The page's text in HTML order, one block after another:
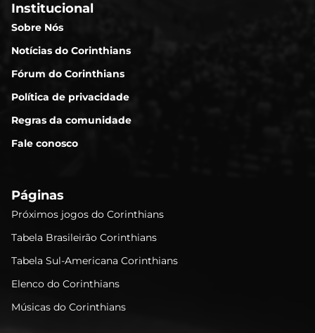
Institucional
Sobre Nós
Notícias do Corinthians
Fórum do Corinthians
Política de privacidade
Regras da comunidade
Fale conosco
Páginas
Próximos jogos do Corinthians
Tabela Brasileirão Corinthians
Tabela Sul-Americana Corinthians
Elenco do Corinthians
Músicas do Corinthians